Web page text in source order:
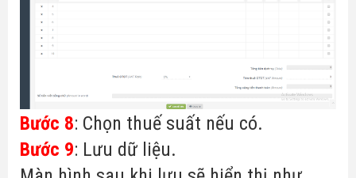
Bước 8: Chọn thuế suất nếu có.
Bước 9: Lưu dữ liệu.